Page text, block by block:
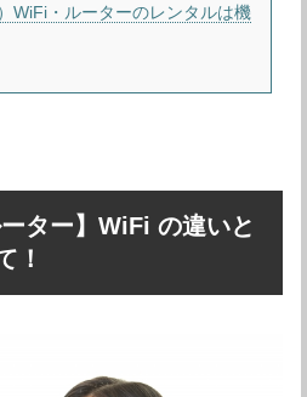
WiFi・ルーターのレンタルは機
ーター】WiFi の違いと
！